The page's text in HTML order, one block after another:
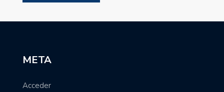
META
Acceder